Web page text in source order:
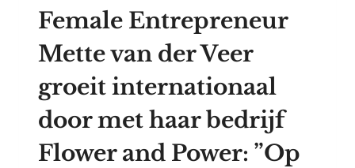
Female Entrepreneur
Mette van der Veer
groeit internationaal
door met haar bedrijf
Flower and Power: ”Op